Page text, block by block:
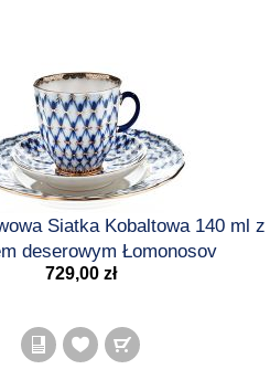
Siatka Kobaltowa 140 ml z
deserowym Łomonosov
729,00 zł